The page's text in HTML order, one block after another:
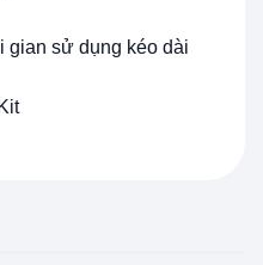
gian sử dụng kéo dài